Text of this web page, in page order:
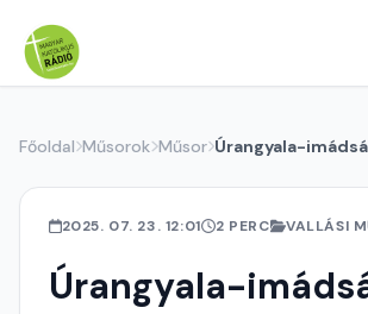
Főoldal Műsorok Műsor Úrangyala-
2025. 07. 23. 12:01 2 PERC VALLÁSI
Úrangyala-